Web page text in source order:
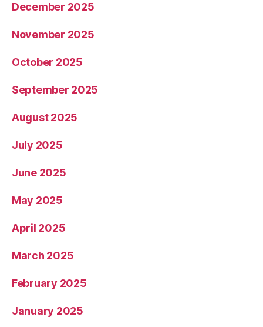
December 2025
November 2025
October 2025
September 2025
August 2025
July 2025
June 2025
May 2025
April 2025
March 2025
February 2025
January 2025